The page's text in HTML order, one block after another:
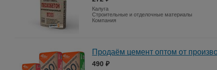
Калуга
Строительные и отделочные материалы
Компания
Продаём цемент оптом от
490 ₽